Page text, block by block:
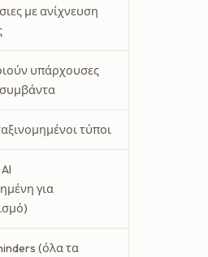
με ανίχνευση
υπάρχουσες
συμβάντα
τύποι
για
(όλα τα